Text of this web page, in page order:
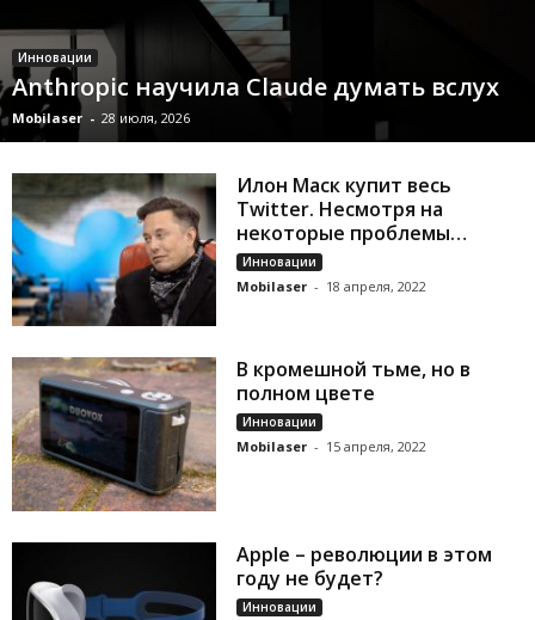
Инновации
Anthropic научила Claude думать вслух
Mobilaser - 28 июля, 2026
Илон Маск купит весь
Twitter. Несмотря на
некоторые проблемы…
Инновации
Mobilaser - 18 апреля, 2022
В кромешной тьме, но в
полном цвете
Инновации
Mobilaser - 15 апреля, 2022
Apple – революции в этом
году не будет?
Инновации